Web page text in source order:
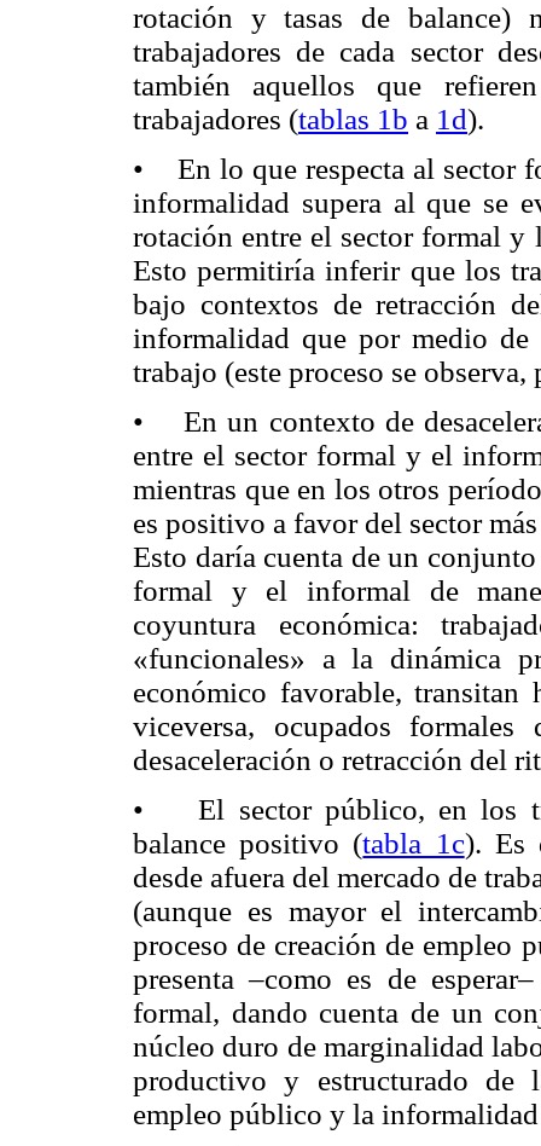
rotación y tasas de balance)
trabajadores de cada sector
también aquellos que
trabajadores (tablas 1b a 1d).
• En lo que respecta al sector
informalidad supera al que se
rotación entre el sector formal
Esto permitiría inferir que los
bajo contextos de retracción
informalidad que por medio
trabajo (este proceso se
• En un contexto de
entre el sector formal y el
mientras que en los otros
es positivo a favor del sector
Esto daría cuenta de un
formal y el informal de
coyuntura económica:
«funcionales» a la dinámica
económico favorable,
viceversa, ocupados
desaceleración o retracción del
• El sector público, en los
balance positivo (tabla 1c). Es
desde afuera del mercado de
(aunque es mayor el
proceso de creación de empleo
presenta –como es de
formal, dando cuenta de un
núcleo duro de marginalidad
productivo y estructurado de
empleo público y la